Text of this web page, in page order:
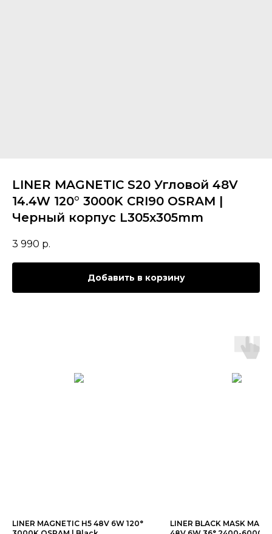
LINER MAGNETIC S20 Угловой 48V
14.4W 120° 3000K CRI90 OSRAM |
Черный корпус L305х305mm
3 990 р.
Добавить в корзину
LINER MAGNETIC Н5 48V 6W 120°
LINER BLACK MASK